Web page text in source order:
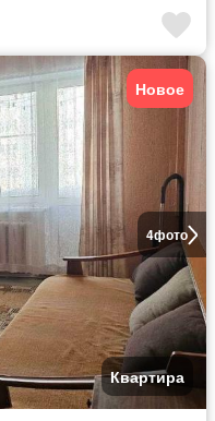
4фото
Новое
Квартира